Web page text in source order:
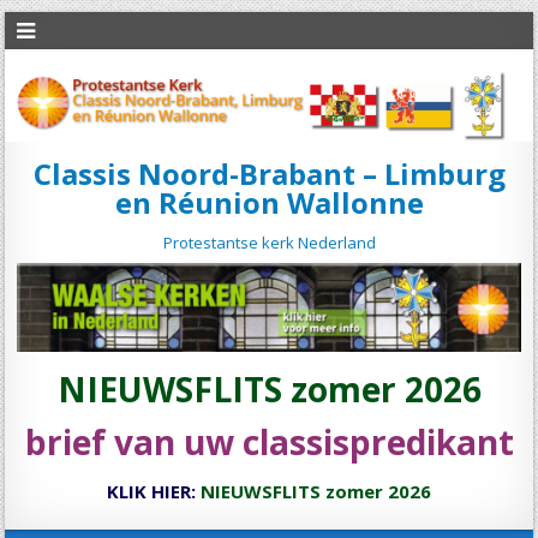
Classis Noord-Brabant – Limburg
en Réunion Wallonne
Protestantse kerk Nederland
NIEUWSFLITS zomer 2026
brief van uw classispredikant
KLIK HIER: NIEUWSFLITS zomer 2026